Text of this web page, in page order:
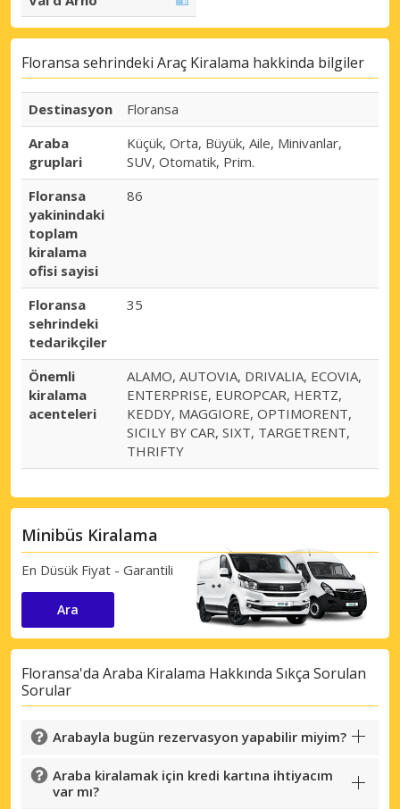
Floransa sehrindeki Araç Kiralama hakkinda bilgiler
Destinasyon
Floransa
Araba
gruplari
Küçük, Orta, Büyük, Aile, Minivanlar,
SUV, Otomatik, Prim.
Floransa
yakinindaki
toplam
kiralama
ofisi sayisi
86
Floransa
sehrindeki
tedarikçiler
35
Önemli
kiralama
acenteleri
ALAMO, AUTOVIA, DRIVALIA, ECOVIA,
ENTERPRISE, EUROPCAR, HERTZ,
KEDDY, MAGGIORE, OPTIMORENT,
SICILY BY CAR, SIXT, TARGETRENT,
THRIFTY
Minibüs Kiralama
En Düsük Fiyat - Garantili
Ara
Floransa'da Araba Kiralama Hakkında Sıkça Sorulan
Sorular
Arabayla bugün rezervasyon yapabilir miyim?
Araba kiralamak için kredi kartına ihtiyacım
var mı?